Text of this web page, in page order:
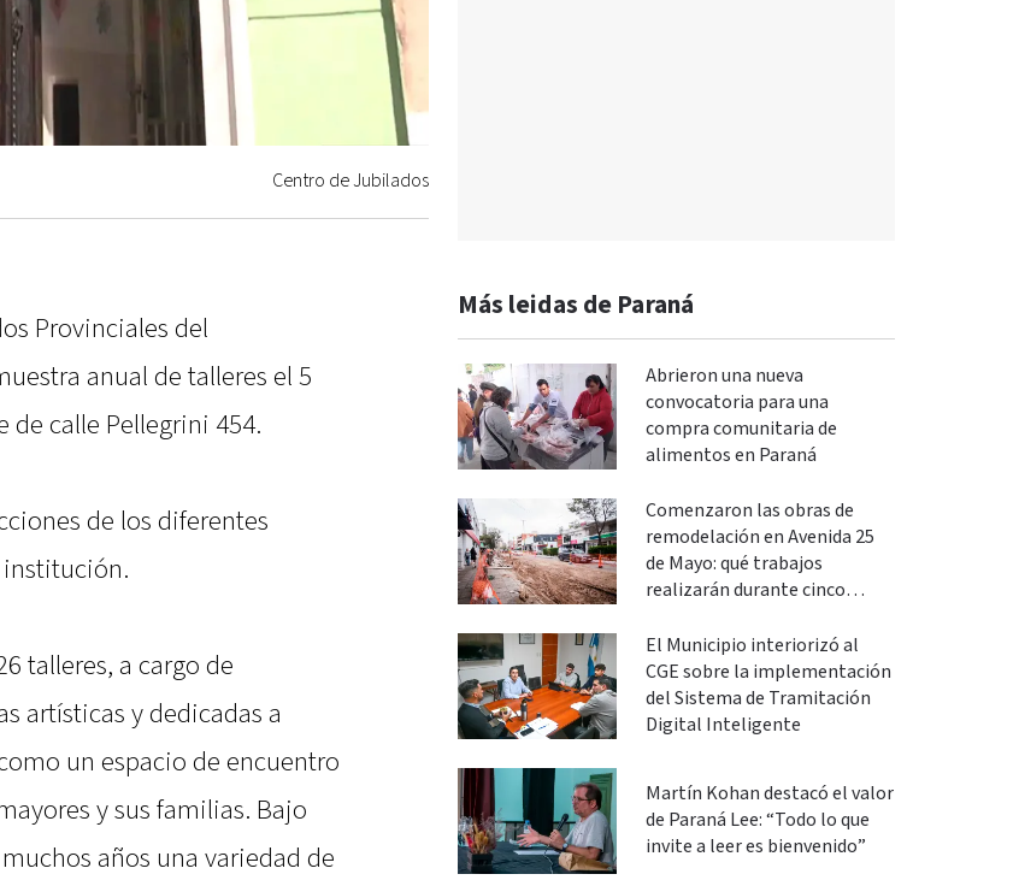
Centro de Jubilados
Provinciales del
anual de talleres el 5
de calle Pellegrini 454.
de los diferentes
talleres, a cargo de
artísticas y dedicadas a
un espacio de encuentro
y sus familias. Bajo
años una variedad de
Más leidas de Paraná
Abrieron una nueva
convocatoria para una
compra comunitaria de
alimentos en Paraná
Comenzaron las obras de
remodelación en Avenida 25
de Mayo: qué trabajos
realizarán durante cinco
El Municipio interiorizó al
CGE sobre la implementación
del Sistema de Tramitación
Digital Inteligente
Martín Kohan destacó el valor
de Paraná Lee: “Todo lo que
invite a leer es bienvenido”